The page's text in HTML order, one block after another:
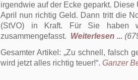
irgendwie auf der Ecke geparkt.
April nun richtig Geld. Dann tritt die
(StVO) in Kraft. Für Sie haben
zusammengefasst. Weiterlesen ...
Gesamter Artikel:
Zu schnell, falsch
wird jetzt alles richtig teuer! . Ganzer